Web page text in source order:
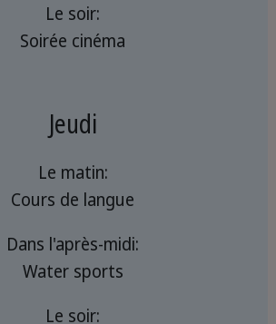
Le soir:
Soirée cinéma
Jeudi
Le matin:
Cours de langue
Dans l'après-midi:
Water sports
Le soir: